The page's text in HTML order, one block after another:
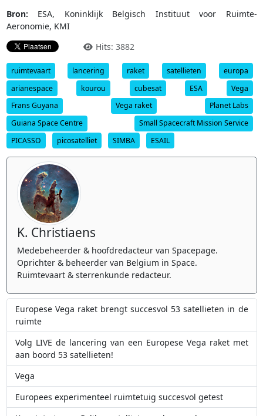
Bron: ESA, Koninklijk Belgisch Instituut voor Ruimte-
Aeronomie, KMI
Hits: 3882
ruimtevaart lancering raket satellieten
europa
arianespace
kourou cubesat ESA
Vega
Frans Guyana
Vega raket
Planet Labs
Guiana Space Centre
Small Spacecraft Mission Service
PICASSO
picosatelliet SIMBA ESAIL
K. Christiaens
Medebeheerder & hoofdredacteur van Spacepage.
Oprichter & beheerder van Belgium in Space.
Ruimtevaart & sterrenkunde redacteur.
Europese Vega raket brengt succesvol 53 satellieten in de
ruimte
Volg LIVE de lancering van een Europese Vega raket met
aan boord 53 satellieten!
Vega
Europees experimenteel ruimtetuig succesvol getest